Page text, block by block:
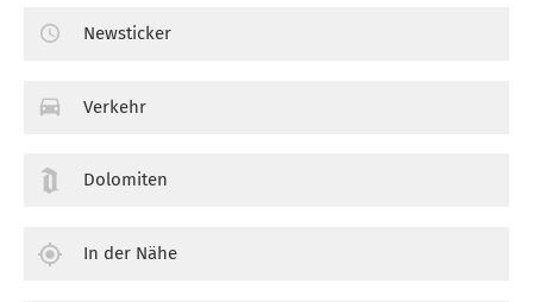
Newsticker
Verkehr
Dolomiten
In der Nähe